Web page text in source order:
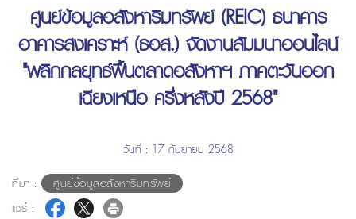
ศูนย์ข้อมูลอสังหาริมทรัพย์ (REIC) ธนาคาร
อาคารสงเคราะห์ (ธอส.) จัดงานสัมมนาออนไลน์
"พลิกกลยุทธ์ฟื้นตลาดอสังหาฯ ภาคตะวันออก
เฉียงเหนือ ครึ่งหลังปี 2568"
วันที่ : 17 กันยายน 2568
ที่มา :
ศูนย์ข้อมูลอสังหาริมทรัพย์
แชร์ :